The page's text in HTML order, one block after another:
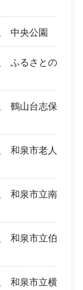
中央公園
ふるさとの
鶴山台志保
和泉市老人
和泉市立南
和泉市立伯
和泉市立横